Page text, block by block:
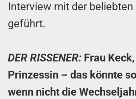
Interview mit der
geführt.
DER RISSENER: Frau
Prinzessin – das könnte
wenn nicht die